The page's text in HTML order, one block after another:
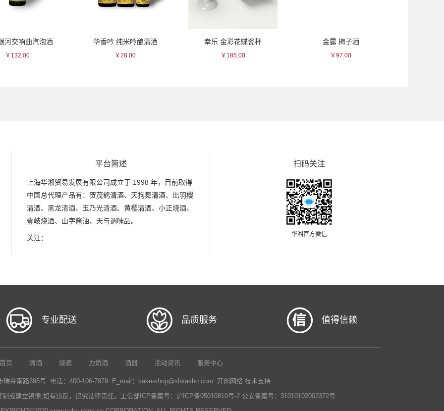
曲汽泡酒 华香吟 纯米吟酿清酒
￥28.00
幸乐 金彩花蝶瓷杯
￥185.00
金露 梅子酒
￥97.00
平台简述
上海华湘贸易发展有限公司成立于 1998 年，目前取得
中国总代理产品有：贺茂鹤清酒、天狗舞清酒、出羽樱
清酒、黑龙清酒、玉乃光清酒、黄樱清酒、小正烧酒、
壹岐烧酒、山字酱油、天与调味品。
关注：
扫码关注
华湘官方微信
专业配送 品质服务 值得信赖
页 清酒 烧酒 力娇酒 酒器 活动资讯 服务中心
瑞金南路395号 电话：400-106-7979 E_mail：sake-shop@shkasho.com 开创网络技术支持
或建立镜像,如有违反，追究法律责任。 工信部ICP备案号：沪ICP备05010810号-2 公安备案号：31010102002372号